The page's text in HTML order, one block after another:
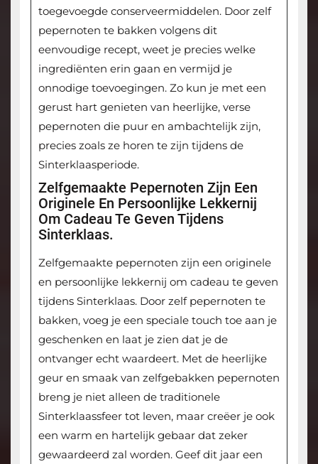
toegevoegde conserveermiddelen. Door zelf
pepernoten te bakken volgens dit
eenvoudige recept, weet je precies welke
ingrediënten erin gaan en vermijd je
onnodige toevoegingen. Zo kun je met een
gerust hart genieten van heerlijke, verse
pepernoten die puur en ambachtelijk zijn,
precies zoals ze horen te zijn tijdens de
Sinterklaasperiode.
Zelfgemaakte Pepernoten Zijn Een
Originele En Persoonlijke Lekkernij
Om Cadeau Te Geven Tijdens
Sinterklaas.
Zelfgemaakte pepernoten zijn een originele
en persoonlijke lekkernij om cadeau te geven
tijdens Sinterklaas. Door zelf pepernoten te
bakken, voeg je een speciale touch toe aan je
geschenken en laat je zien dat je de
ontvanger echt waardeert. Met de heerlijke
geur en smaak van zelfgebakken pepernoten
breng je niet alleen de traditionele
Sinterklaassfeer tot leven, maar creëer je ook
een warm en hartelijk gebaar dat zeker
gewaardeerd zal worden. Geef dit jaar een